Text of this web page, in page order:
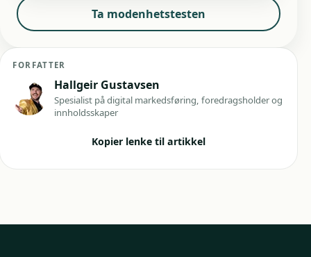
Ta modenhetstesten
FORFATTER
Hallgeir Gustavsen
Spesialist på digital markedsføring, foredragsholder og
innholdsskaper
Kopier lenke til artikkel